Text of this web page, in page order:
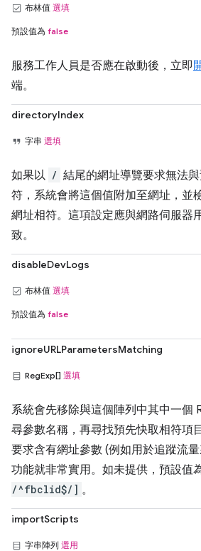
布林值 選填
預設值為 false
服務工作人員是否應在啟動後，立即
端。
directoryIndex
字串 選填
如果以 / 結尾的網址導覽要求無法
符，系統會將這個值附加至網址，並
網址相符。這項設定應與網路伺服器
致。
disableDevLogs
布林值 選填
預設值為 false
ignoreURLParametersMatching
RegExp[] 選填
系統會先移除與這個陣列中其中一個
尋參數名稱，再尋找預先快取相符項
要求含有網址參數 (例如用於追蹤流
功能就非常實用。如未提供，預設值
/^fbclid$/] 。
importScripts
字串陣列 選用